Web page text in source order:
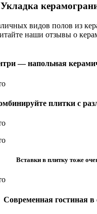
Укладка
видов полов из
наши отзывы о
— напольная
плитки с
Вставки в плитку тоже
Современная гостиная в